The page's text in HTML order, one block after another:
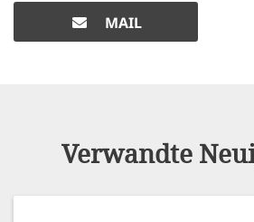
MAIL
Verwandte